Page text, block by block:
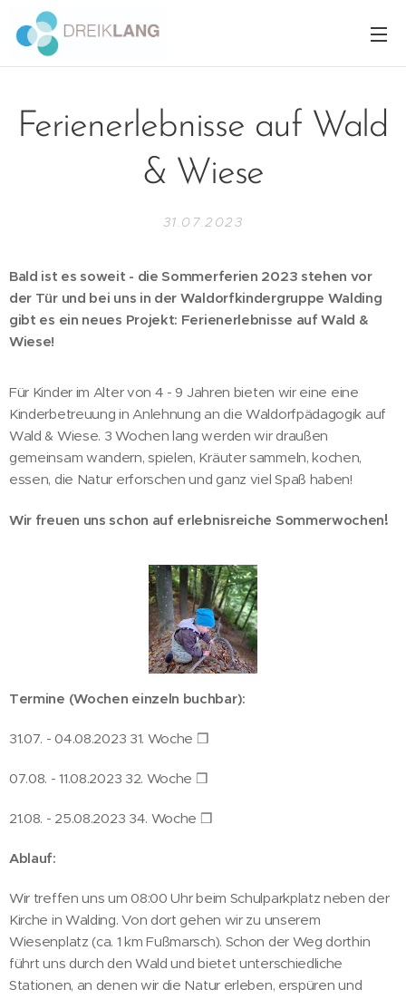
Ferienerlebnisse auf Wald
& Wiese
31.07.2023
Bald ist es soweit - die Sommerferien 2023 stehen vor
der Tür und bei uns in der Waldorfkindergruppe Walding
gibt es ein neues Projekt: Ferienerlebnisse auf Wald &
Wiese!
Für Kinder im Alter von 4 - 9 Jahren bieten wir eine eine
Kinderbetreuung in Anlehnung an die Waldorfpädagogik auf
Wald & Wiese. 3 Wochen lang werden wir draußen
gemeinsam wandern, spielen, Kräuter sammeln, kochen,
essen, die Natur erforschen und ganz viel Spaß haben!
Wir freuen uns schon auf erlebnisreiche Sommerwochen!
Termine (Wochen einzeln buchbar):
31.07. - 04.08.2023 31. Woche ❒
07.08. - 11.08.2023 32. Woche ❒
21.08. - 25.08.2023 34. Woche ❒
Ablauf:
Wir treffen uns um 08:00 Uhr beim Schulparkplatz neben der
Kirche in Walding. Von dort gehen wir zu unserem
Wiesenplatz (ca. 1 km Fußmarsch). Schon der Weg dorthin
führt uns durch den Wald und bietet unterschiedliche
Stationen, an denen wir die Natur erleben, erspüren und